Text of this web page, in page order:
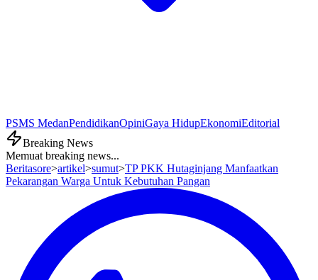
PSMS MedanPendidikanOpiniGaya HidupEkonomiEditorial
Breaking News
Memuat breaking news...
Beritasore>artikel>sumut>TP PKK Hutaginjang Manfaatkan
Pekarangan Warga Untuk Kebutuhan Pangan